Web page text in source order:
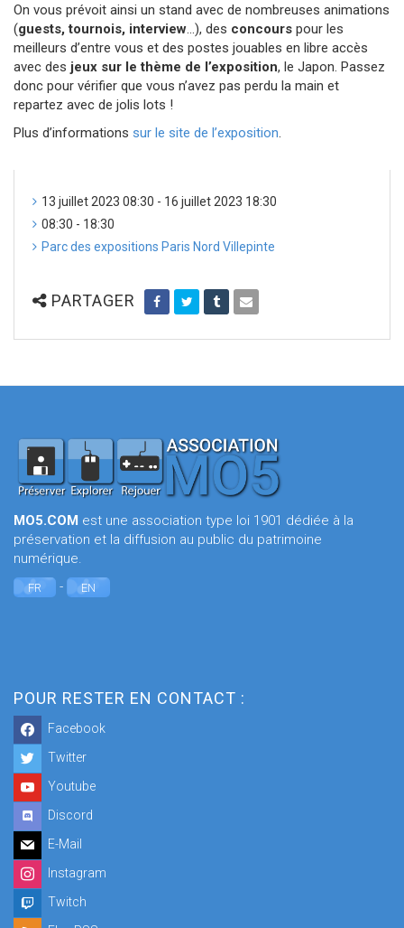
On vous prévoit ainsi un stand avec de nombreuses animations
(guests, tournois, interview …), des concours pour les
meilleurs d’entre vous et des postes jouables en libre accès
avec des jeux sur le thème de l’exposition, le Japon. Passez
donc pour vérifier que vous n’avez pas perdu la main et
repartez avec de jolis lots !
Plus d’informations sur le site de l’exposition
13 juillet 2023 08:30 - 16 juillet 2023 18:30
08:30 - 18:30
Parc des expositions Paris Nord Villepinte
PARTAGER
MO5.COM est une association type loi 1901 dédiée à la
préservation et la diffusion au public du patrimoine
numérique.
FR - EN
POUR RESTER EN CONTACT :
Facebook
Twitter
Youtube
Discord
E-Mail
Instagram
Twitch